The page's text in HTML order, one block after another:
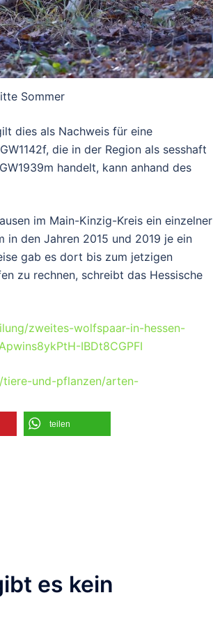
Sommer
dies als Nachweis für eine
die in der Region als sesshaft
handelt, kann anhand des
im Main-Kinzig-Kreis ein einzelner
den Jahren 2015 und 2019 je ein
gab es dort bis zum jetzigen
zu rechnen, schreibt das Hessische
zweites-wolfspaar-in-hessen-
IBDt8CGPFI
und-pflanzen/arten-
teilen
es kein